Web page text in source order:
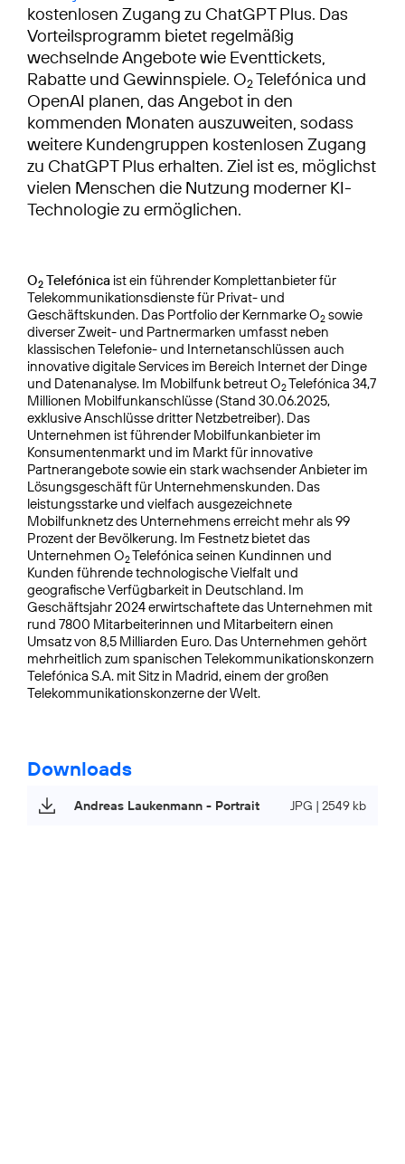
kostenlosen Zugang zu ChatGPT Plus. Das
Vorteilsprogramm bietet regelmäßig
wechselnde Angebote wie Eventtickets,
Rabatte und Gewinnspiele. O2Telefónica und
OpenAI planen, das Angebot in den
kommenden Monaten auszuweiten, sodass
weitere Kundengruppen kostenlosen Zugang
zu ChatGPT Plus erhalten. Ziel ist es, möglichst
vielen Menschen die Nutzung moderner KI-
Technologie zu ermöglichen.
O2 Telefónica ist ein führender Komplettanbieter für
Telekommunikationsdienste für Privat- und
Geschäftskunden. Das Portfolio der Kernmarke O2 sowie
diverser Zweit- und Partnermarken umfasst neben
klassischen Telefonie- und Internetanschlüssen auch
innovative digitale Services im Bereich Internet der Dinge
und Datenanalyse. Im Mobilfunk betreut O2Telefónica 34,7
Millionen Mobilfunkanschlüsse (Stand 30.06.2025,
exklusive Anschlüsse dritter Netzbetreiber). Das
Unternehmen ist führender Mobilfunkanbieter im
Konsumentenmarkt und im Markt für innovative
Partnerangebote sowie ein stark wachsender Anbieter im
Lösungsgeschäft für Unternehmenskunden. Das
leistungsstarke und vielfach ausgezeichnete
Mobilfunknetz des Unternehmens erreicht mehr als 99
Prozent der Bevölkerung. Im Festnetz bietet das
Unternehmen O2Telefónica seinen Kundinnen und
Kunden führende technologische Vielfalt und
geografische Verfügbarkeit in Deutschland. Im
Geschäftsjahr 2024 erwirtschaftete das Unternehmen mit
rund 7800 Mitarbeiterinnen und Mitarbeitern einen
Umsatz von 8,5 Milliarden Euro. Das Unternehmen gehört
mehrheitlich zum spanischen Telekommunikationskonzern
Telefónica S.A. mit Sitz in Madrid, einem der großen
Telekommunikationskonzerne der Welt.
Downloads
Andreas Laukenmann - Portrait JPG | 2549 kb